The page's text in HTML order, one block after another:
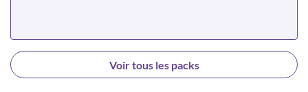
Choisir
Voir tous les packs